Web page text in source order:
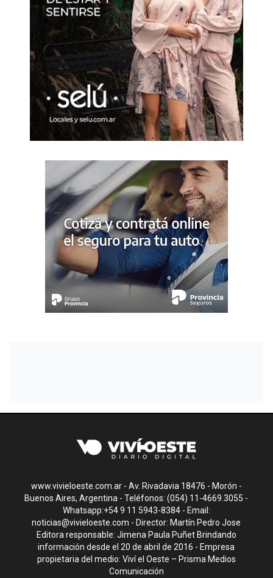
www.vivieloeste.com.ar - Av. Rivadavia 18476 - Morón -
Buenos Aires, Argentina - Teléfonos: (054) 11-4669.3055 -
Whatsapp:+54 9 11 5943-8384 - Email:
noticias@vivieloeste.com - Director: Martín Pedro Jose
Editora responsable: Jimena Paula Puñet Brindando
información desde el 20 de abril de 2016 - Empresa
propietaria del medio: Viví el Oeste – Prisma Medios
Comunicación